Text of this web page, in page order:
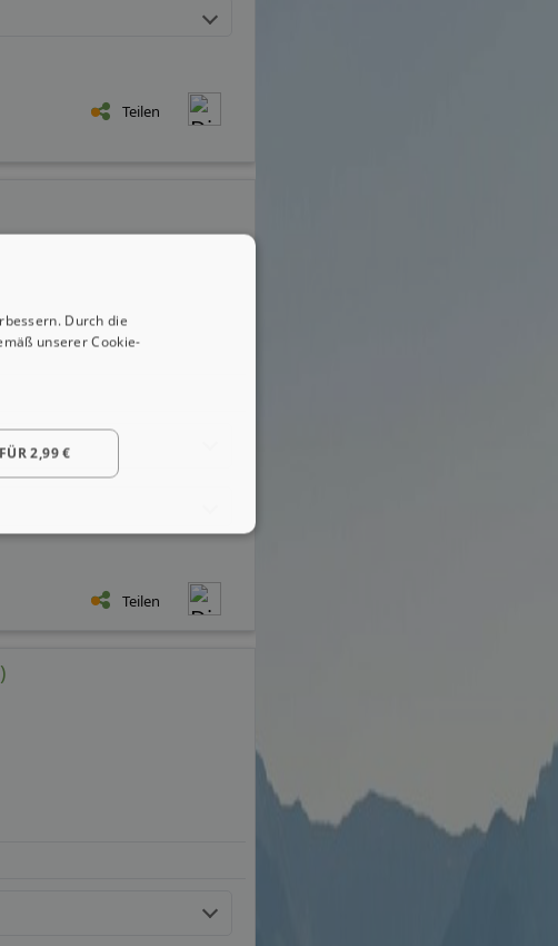
Teilen
Teilen
Durch die
unserer Cookie-
2,99 €